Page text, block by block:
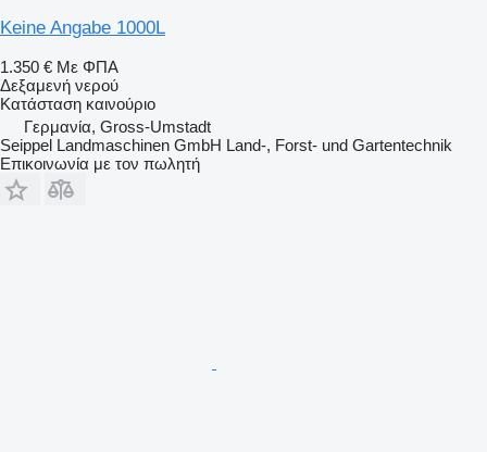
Keine Angabe 1000L
1.350 € Με ΦΠΑ
Δεξαμενή νερού
Κατάσταση καινούριο
Γερμανία, Gross-Umstadt
Seippel Landmaschinen GmbH Land-, Forst- und Gartentechnik
Επικοινωνία με τον πωλητή